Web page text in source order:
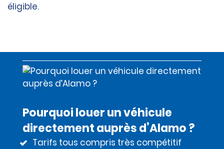
éligible.
Pourquoi louer un véhicule
directement auprès d’Alamo ?
Tarifs tous compris très compétitif